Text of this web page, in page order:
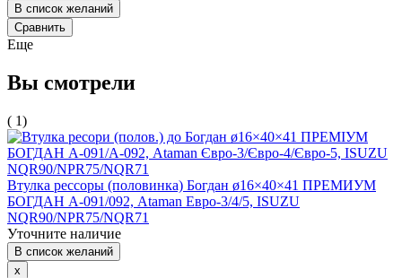
В список желаний
Сравнить
Еще
Вы смотрели
( 1)
Втулка рессоры (половинка) Богдан ø16×40×41 ПРЕМИУМ
БОГДАН А-091/092, Ataman Евро-3/4/5, ISUZU
NQR90/NPR75/NQR71
Уточните наличие
В список желаний
x